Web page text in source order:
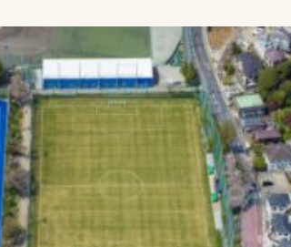
防止対策
理実績一覧
アスリートパートナ
ー
採用情報
お取引先の皆様へ
プライバシーポリシ